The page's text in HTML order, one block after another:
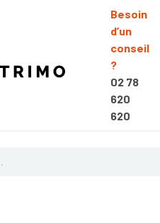
Besoin
d’un
conseil
?
02 78
620
620